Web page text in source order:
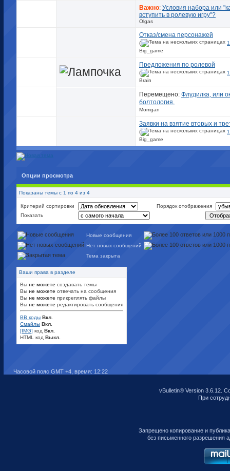
Важно: Условия набора или
вступить в ролевую игру"?
Olgas
Отказ/смена персонажей
(
1
Big_game
Предложения по ролевой
(
1
Brain
Перемещено: Флудилка, или
болтология.
Morrigan
Заявки на взятие вторых и
(
1
Big_game
Опции просмотра
Показаны темы с 1 по 4 из 4
Критерий сортировки
Порядок отображения
Показать
Новые сообщения
Нет новых сообщений
Тема закрыта
Ваши права в разделе
Вы не можете создавать темы
Вы не можете отвечать на сообщения
Вы не можете прикреплять файлы
Вы не можете редактировать сообщения
BB коды Вкл.
Смайлы Вкл.
[IMG] код Вкл.
HTML код Выкл.
Часовой пояс GMT +4, время: 12:22
vBulletin® Version 3.6.12.
При
Запрещено копирование и
без письменного разрешения